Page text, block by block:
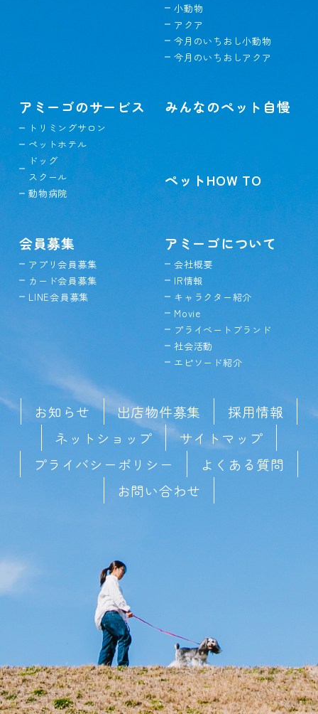
小動物
アクア
今月のいちおし小動物
今月のいちおしアクア
アミーゴのサービス
トリミングサロン
ペットホテル
ドッグ
スクール
動物病院
みんなのペット自慢
ペットHOW TO
会員募集
アプリ会員募集
カード会員募集
LINE会員募集
アミーゴについて
会社概要
IR情報
キャラクター紹介
Movie
プライベートブランド
社会活動
エピソード紹介
お知らせ 出店物件募集
採用情報
ネットショップ
サイトマップ
プライバシーポリシー
よくある質問
お問い合わせ